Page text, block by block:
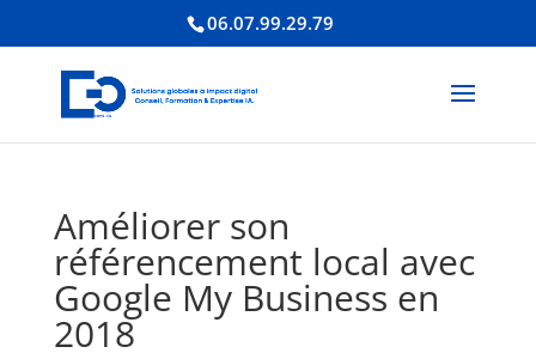
06.07.99.29.79
Améliorer son
référencement local avec
Google My Business en
2018